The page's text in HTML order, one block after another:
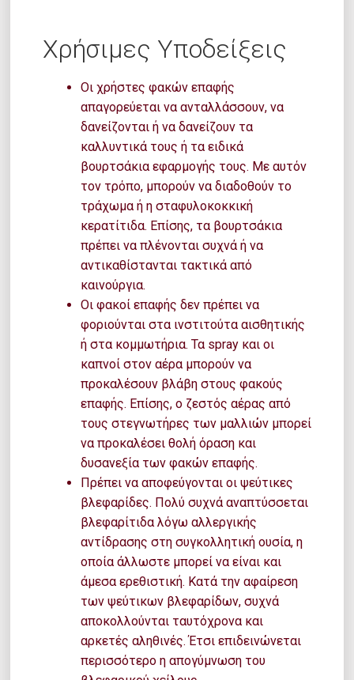
Χρήσιμες Υποδείξεις
Οι χρήστες φακών επαφής
απαγορεύεται να ανταλλάσσουν, να
δανείζονται ή να δανείζουν τα
καλλυντικά τους ή τα ειδικά
βουρτσάκια εφαρμογής τους. Με αυτόν
τον τρόπο, μπορούν να διαδοθούν το
τράχωμα ή η σταφυλοκοκκική
κερατίτιδα. Επίσης, τα βουρτσάκια
πρέπει να πλένονται συχνά ή να
αντικαθίστανται τακτικά από
καινούργια.
Οι φακοί επαφής δεν πρέπει να
φοριούνται στα ινστιτούτα αισθητικής
ή στα κομμωτήρια. Τα spray και οι
καπνοί στον αέρα μπορούν να
προκαλέσουν βλάβη στους φακούς
επαφής. Επίσης, ο ζεστός αέρας από
τους στεγνωτήρες των μαλλιών μπορεί
να προκαλέσει θολή όραση και
δυσανεξία των φακών επαφής.
Πρέπει να αποφεύγονται οι ψεύτικες
βλεφαρίδες. Πολύ συχνά αναπτύσσεται
βλεφαρίτιδα λόγω αλλεργικής
αντίδρασης στη συγκολλητική ουσία, η
οποία άλλωστε μπορεί να είναι και
άμεσα ερεθιστική. Κατά την αφαίρεση
των ψεύτικων βλεφαρίδων, συχνά
αποκολλούνται ταυτόχρονα και
αρκετές αληθινές. Έτσι επιδεινώνεται
περισσότερο η απογύμνωση του